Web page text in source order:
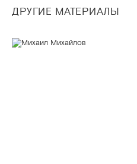
ДРУГИЕ МАТЕРИАЛЫ